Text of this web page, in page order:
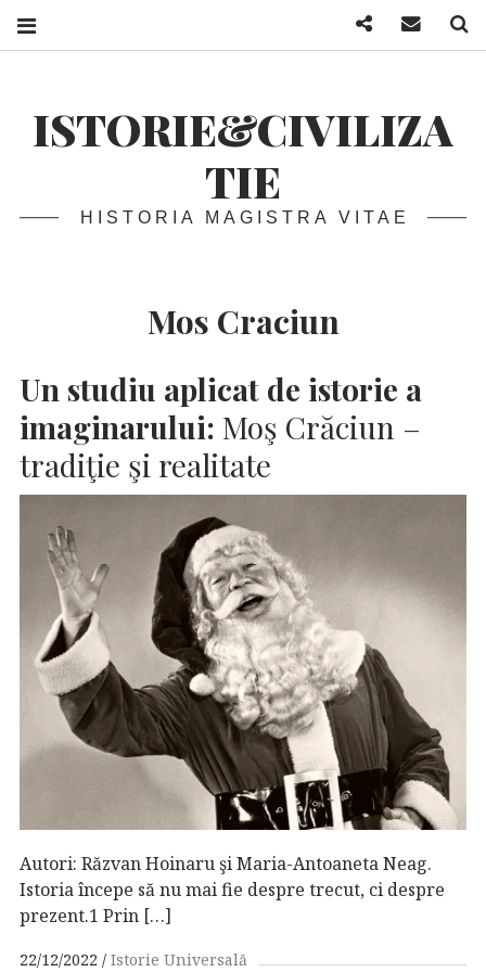
ISTORIE&CIVILIZA
TIE
HISTORIA MAGISTRA VITAE
Mos Craciun
Un studiu aplicat de istorie a
imaginarului: Moş Crăciun –
tradiţie şi realitate
Autori: Răzvan Hoinaru şi Maria-Antoaneta Neag.
Istoria începe să nu mai fie despre trecut, ci despre
prezent.1 Prin […]
22/12/2022 Istorie Universală
FacebookMail